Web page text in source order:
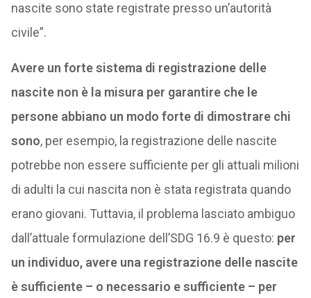
nascite sono state registrate presso un’autorità
civile”.
Avere un forte sistema di registrazione delle
nascite non è la misura per garantire che le
persone abbiano un modo forte di dimostrare chi
sono, per esempio, la registrazione delle nascite
potrebbe non essere sufficiente per gli attuali milioni
di adulti la cui nascita non è stata registrata quando
erano giovani. Tuttavia, il problema lasciato ambiguo
dall’attuale formulazione dell’SDG 16.9 è questo: per
un individuo, avere una registrazione delle nascite
è sufficiente – o necessario e sufficiente – per